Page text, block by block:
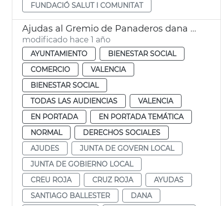
FUNDACIÓ SALUT I COMUNITAT
Ajudas al Gremio de Panaderos dana València
modificado hace 1 año
AYUNTAMIENTO
BIENESTAR SOCIAL
COMERCIO
VALENCIA
BIENESTAR SOCIAL
TODAS LAS AUDIENCIAS
VALENCIA
EN PORTADA
EN PORTADA TEMÁTICA
NORMAL
DERECHOS SOCIALES
AJUDES
JUNTA DE GOVERN LOCAL
JUNTA DE GOBIERNO LOCAL
CREU ROJA
CRUZ ROJA
AYUDAS
SANTIAGO BALLESTER
DANA